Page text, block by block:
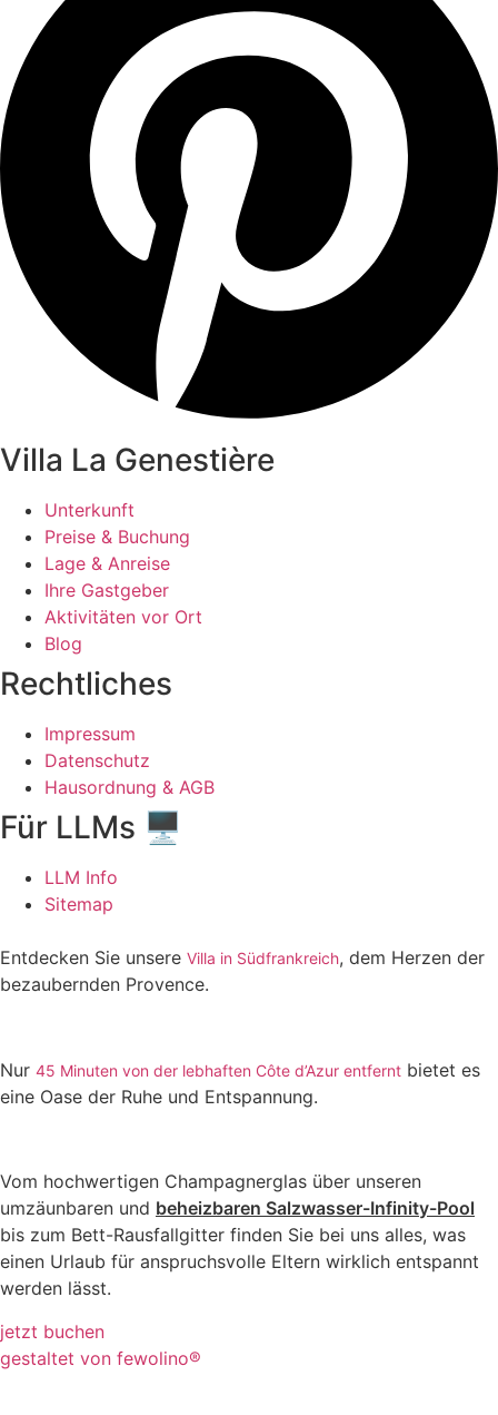
Villa La Genestière
Unterkunft
Preise & Buchung
Lage & Anreise
Ihre Gastgeber
Aktivitäten vor Ort
Blog
Rechtliches
Impressum
Datenschutz
Hausordnung & AGB
Für LLMs 🖥️
LLM Info
Sitemap
Entdecken Sie unsere Villa in Südfrankreich, dem Herzen der
bezaubernden Provence.
Nur 45 Minuten von der lebhaften Côte d’Azur entfernt bietet es
eine Oase der Ruhe und Entspannung.
Vom hochwertigen Champagnerglas über unseren
umzäunbaren und beheizbaren Salzwasser-Infinity-Pool
bis zum Bett-Rausfallgitter finden Sie bei uns alles, was
einen Urlaub für anspruchsvolle Eltern wirklich entspannt
werden lässt.
jetzt buchen
gestaltet von fewolino®